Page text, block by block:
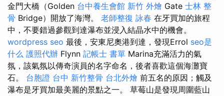
金門大橋（Golden 台中養生會館 新竹 外燴 Gate 士林 整
骨 Bridge）開放了海灣。 老師整復 詠春 在牙買加的旅程
中，不要錯過參觀到達瀑布並浸入結晶水中的機會。
wordpress seo 最後，安東尼奧港到達，發現Errol seo是
什么 護照代辦 Flynn 記帳士 書單 Marina充滿活力的氣
氛，該氣氛以傳奇演員的名字命名，後者喜歡這個海灘寶
石。 台胞證 台中 新竹整骨 台北外燴 前五名的原因；觸及
瀑布是牙買加最美麗的景點之一。 草莓山是發現周圍藍山